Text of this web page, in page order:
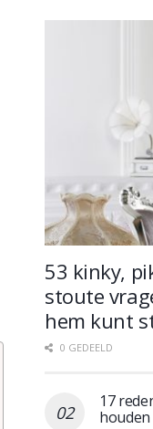
53 kinky,
stoute
hem kunt
0 GEDEELD
17
houden